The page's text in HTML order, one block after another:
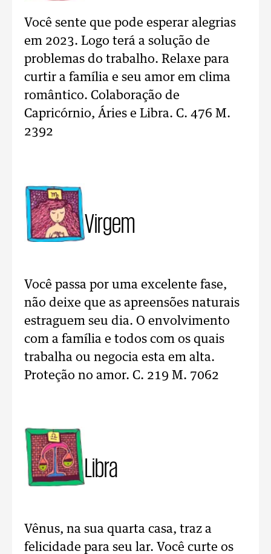
Você sente que pode esperar alegrias
em 2023. Logo terá a solução de
problemas do trabalho. Relaxe para
curtir a família e seu amor em clima
romântico. Colaboração de
Capricórnio, Áries e Libra. C. 476 M.
2392
Virgem
Você passa por uma excelente fase,
não deixe que as apreensões naturais
estraguem seu dia. O envolvimento
com a família e todos com os quais
trabalha ou negocia esta em alta.
Proteção no amor. C. 219 M. 7062
Libra
Vênus, na sua quarta casa, traz a
felicidade para seu lar. Você curte os